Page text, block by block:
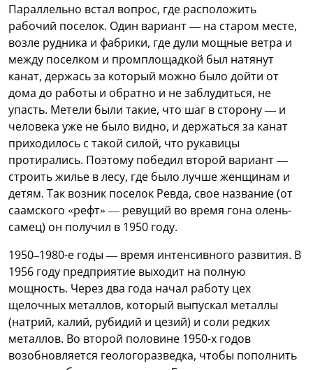
Параллельно встал вопрос, где расположить
рабочий поселок. Один вариант — на старом месте,
возле рудника и фабрики, где дули мощные ветра и
между поселком и промплощадкой был натянут
канат, держась за который можно было дойти от
дома до работы и обратно и не заблудиться, не
упасть. Метели были такие, что шаг в сторону — и
человека уже не было видно, и держаться за канат
приходилось с такой силой, что рукавицы
протирались. Поэтому победил второй вариант —
строить жилье в лесу, где было лучше женщинам и
детям. Так возник поселок Ревда, свое название (от
саамского «рефт» — ревущий во время гона олень-
самец) он получил в 1950 году.
1950–1980-е годы — время интенсивного развития. В
1956 году предприятие выходит на полную
мощность. Через два года начал работу цех
щелочных металлов, который выпускал металлы
(натрий, калий, рубидий и цезий) и соли редких
металлов. Во второй половине 1950-х годов
возобновляется геологоразведка, чтобы пополнить